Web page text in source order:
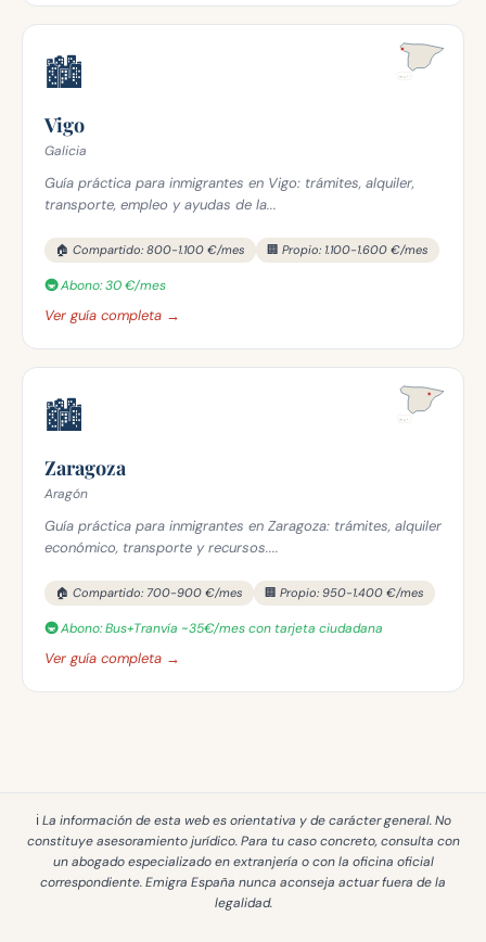
🏙️
Vigo
Galicia
Guía práctica para inmigrantes en Vigo: trámites, alquiler,
transporte, empleo y ayudas de la...
🏠 Compartido: 800-1.100 €/mes 🏢 Propio: 1.100-1.600 €/mes
🚇 Abono: 30 €/mes
Ver guía completa →
🏙️
Zaragoza
Aragón
Guía práctica para inmigrantes en Zaragoza: trámites, alquiler
económico, transporte y recursos....
🏠 Compartido: 700-900 €/mes 🏢 Propio: 950-1.400 €/mes
🚇 Abono: Bus+Tranvía ~35€/mes con tarjeta ciudadana
Ver guía completa →
ℹ️ La información de esta web esorientativa y de carácter general. No
constituye asesoramiento jurídico. Para tu caso concreto, consulta con
un abogado especializado en extranjería o con la oficina oficial
correspondiente. Emigra España nunca aconseja actuar fuera de la
legalidad.